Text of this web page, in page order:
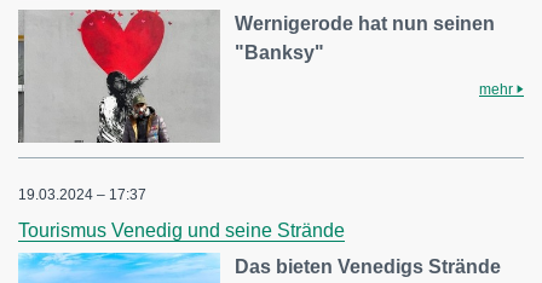
Wernigerode hat nun seinen
"Banksy"
mehr
19.03.2024 – 17:37
Tourismus Venedig und seine Strände
Das bieten Venedigs Strände